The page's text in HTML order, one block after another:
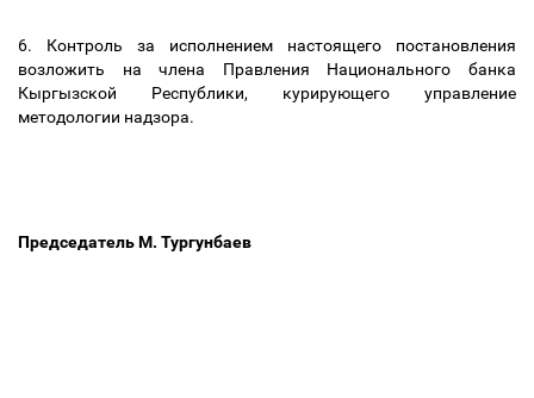
6. Контроль за исполнением настоящего постановления
возложить на члена Правления Национального банка
Кыргызской Республики, курирующего управление
методологии надзора.
Председатель М. Тургунбаев